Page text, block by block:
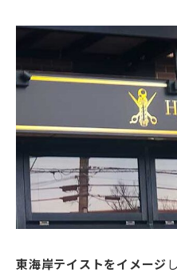
東海岸テイストをイメージ